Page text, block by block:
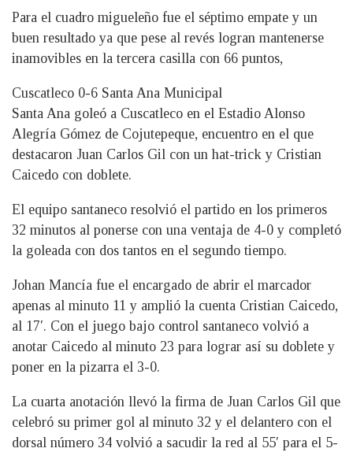
Para el cuadro migueleño fue el séptimo empate y un
buen resultado ya que pese al revés logran mantenerse
inamovibles en la tercera casilla con 66 puntos,
Cuscatleco 0-6 Santa Ana Municipal
Santa Ana goleó a Cuscatleco en el Estadio Alonso
Alegría Gómez de Cojutepeque, encuentro en el que
destacaron Juan Carlos Gil con un hat-trick y Cristian
Caicedo con doblete.
El equipo santaneco resolvió el partido en los primeros
32 minutos al ponerse con una ventaja de 4-0 y completó
la goleada con dos tantos en el segundo tiempo.
Johan Mancía fue el encargado de abrir el marcador
apenas al minuto 11 y amplió la cuenta Cristian Caicedo,
al 17′. Con el juego bajo control santaneco volvió a
anotar Caicedo al minuto 23 para lograr así su doblete y
poner en la pizarra el 3-0.
La cuarta anotación llevó la firma de Juan Carlos Gil que
celebró su primer gol al minuto 32 y el delantero con el
dorsal número 34 volvió a sacudir la red al 55′ para el 5-